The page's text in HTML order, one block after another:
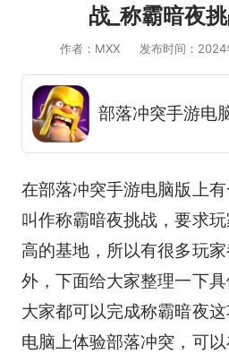
战_称霸暗夜
作者：MXX 发布时间：2024
部落冲突手游电
在部落冲突手游电脑版上
叫作称霸暗夜挑战，要求
高的基地，所以有很多玩
外，下面给大家整理一下
大家都可以完成称霸暗夜
电脑上体验部落冲突，可